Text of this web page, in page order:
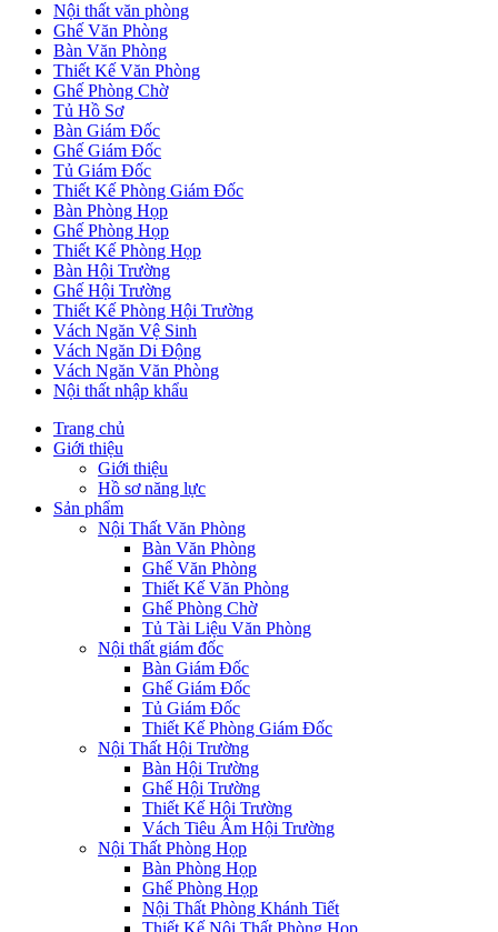
Nội thất văn phòng
Ghế Văn Phòng
Bàn Văn Phòng
Thiết Kế Văn Phòng
Ghế Phòng Chờ
Tủ Hồ Sơ
Bàn Giám Đốc
Ghế Giám Đốc
Tủ Giám Đốc
Thiết Kế Phòng Giám Đốc
Bàn Phòng Họp
Ghế Phòng Họp
Thiết Kế Phòng Họp
Bàn Hội Trường
Ghế Hội Trường
Thiết Kế Phòng Hội Trường
Vách Ngăn Vệ Sinh
Vách Ngăn Di Động
Vách Ngăn Văn Phòng
Nội thất nhập khẩu
Trang chủ
Giới thiệu
Giới thiệu
Hồ sơ năng lực
Sản phẩm
Nội Thất Văn Phòng
Bàn Văn Phòng
Ghế Văn Phòng
Thiết Kế Văn Phòng
Ghế Phòng Chờ
Tủ Tài Liệu Văn Phòng
Nội thất giám đốc
Bàn Giám Đốc
Ghế Giám Đốc
Tủ Giám Đốc
Thiết Kế Phòng Giám Đốc
Nội Thất Hội Trường
Bàn Hội Trường
Ghế Hội Trường
Thiết Kế Hội Trường
Vách Tiêu Âm Hội Trường
Nội Thất Phòng Họp
Bàn Phòng Họp
Ghế Phòng Họp
Nội Thất Phòng Khánh Tiết